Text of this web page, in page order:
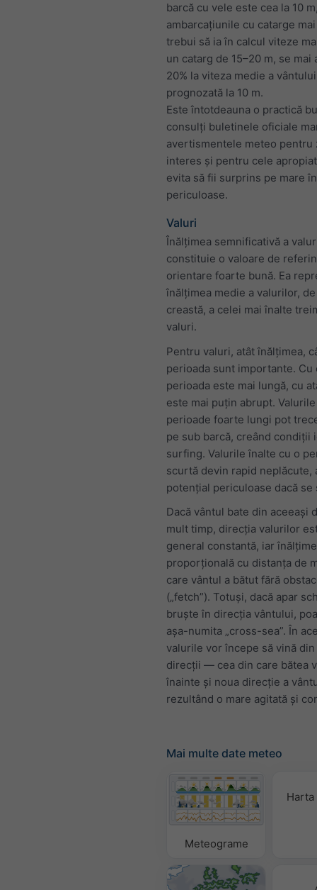
barcă cu vele este cea la 10
ambarcațiunile cu catarge
trebui să ia în calcul viteze
un catarg de 15–20 m, se mai
20% la viteza medie a vântului
prognozată la 10 m.
Este întotdeauna o practică
consulți buletinele oficiale
avertismentele meteo pentru
interes și pentru cele
evita să fii surprins pe mare
periculoase.
Valuri
Înălțimea semnificativă a
constituie o valoare de
orientare foarte bună. Ea
înălțimea medie a valurilor,
creastă, a celei mai înalte
valuri.
Pentru valuri, atât înălțimea,
perioada sunt importante. Cu
perioada este mai lungă, cu
este mai puțin abrupt.
perioade foarte lungi pot
pe sub barcă, creând condiții
surfing. Valurile înalte cu o
scurtă devin rapid neplăcute,
potențial periculoase dacă se
Dacă vântul bate din aceeași
mult timp, direcția valurilor
general constantă, iar
proporțională cu distanța de
care vântul a bătut fără
(„fetch”). Totuși, dacă apar
bruște în direcția vântului,
așa-numita „cross-sea”. În
valurile vor începe să vină
direcții — cea din care bătea
înainte și noua direcție a
rezultând o mare agitată și
Mai multe date meteo
Meteograme